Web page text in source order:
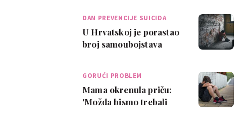
DAN PREVENCIJE SUICIDA
U Hrvatskoj je porastao
broj samoubojstava
GORUĆI PROBLEM
Mama okrenula priču:
'Možda bismo trebali